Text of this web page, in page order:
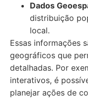
Dados
distribuição
local.
Essas informações
geográficos que
detalhadas. Por
interativos, é
planejar ações de